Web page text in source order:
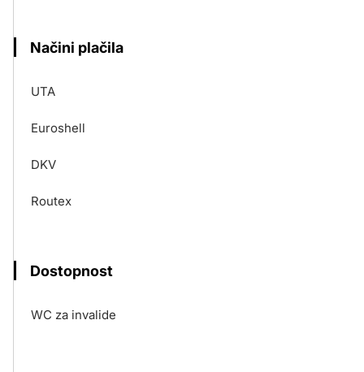
Načini plačila
UTA
Euroshell
DKV
Routex
Dostopnost
WC za invalide